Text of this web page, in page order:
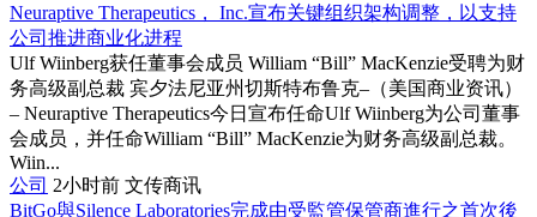
Neuraptive Therapeutics， Inc.宣布关键组织架构调整，以支持
公司推进商业化进程
Ulf Wiinberg获任董事会成员 William “Bill” MacKenzie受聘为财
务高级副总裁 宾夕法尼亚州切斯特布鲁克–（美国商业资讯）
– Neuraptive Therapeutics今日宣布任命Ulf Wiinberg为公司董事
会成员，并任命William “Bill” MacKenzie为财务高级副总裁。
Wiin...
公司 2小时前 文传商讯
BitGo與Silence Laboratories完成由受監管保管商進行之首次後